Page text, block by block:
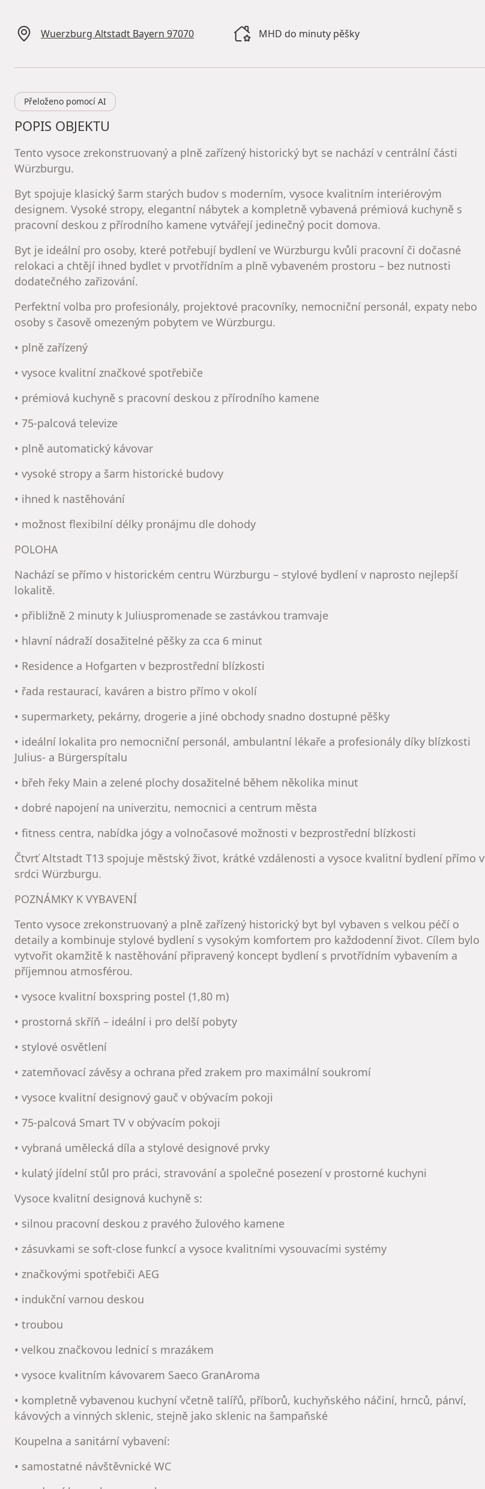
Wuerzburg Altstadt Bayern 97070 MHD do minuty pěšky
Přeloženo pomocí AI
POPIS OBJEKTU
Tento vysoce zrekonstruovaný a plně zařízený historický byt se nachází v centrální části
Würzburgu.
Byt spojuje klasický šarm starých budov s moderním, vysoce kvalitním interiérovým
designem. Vysoké stropy, elegantní nábytek a kompletně vybavená prémiová kuchyně s
pracovní deskou z přírodního kamene vytvářejí jedinečný pocit domova.
Byt je ideální pro osoby, které potřebují bydlení ve Würzburgu kvůli pracovní či dočasné
relokaci a chtějí ihned bydlet v prvotřídním a plně vybaveném prostoru – bez nutnosti
dodatečného zařizování.
Perfektní volba pro profesionály, projektové pracovníky, nemocniční personál, expaty nebo
osoby s časově omezeným pobytem ve Würzburgu.
• plně zařízený
• vysoce kvalitní značkové spotřebiče
• prémiová kuchyně s pracovní deskou z přírodního kamene
• 75-palcová televize
• plně automatický kávovar
• vysoké stropy a šarm historické budovy
• ihned k nastěhování
• možnost flexibilní délky pronájmu dle dohody
POLOHA
Nachází se přímo v historickém centru Würzburgu – stylové bydlení v naprosto nejlepší
lokalitě.
• přibližně 2 minuty k Juliuspromenade se zastávkou tramvaje
• hlavní nádraží dosažitelné pěšky za cca 6 minut
• Residence a Hofgarten v bezprostřední blízkosti
• řada restaurací, kaváren a bistro přímo v okolí
• supermarkety, pekárny, drogerie a jiné obchody snadno dostupné pěšky
• ideální lokalita pro nemocniční personál, ambulantní lékaře a profesionály díky blízkosti
Julius- a Bürgerspítalu
• břeh řeky Main a zelené plochy dosažitelné během několika minut
• dobré napojení na univerzitu, nemocnici a centrum města
• fitness centra, nabídka jógy a volnočasové možnosti v bezprostřední blízkosti
Čtvrť Altstadt T13 spojuje městský život, krátké vzdálenosti a vysoce kvalitní bydlení přímo v
srdci Würzburgu.
POZNÁMKY K VYBAVENÍ
Tento vysoce zrekonstruovaný a plně zařízený historický byt byl vybaven s velkou péčí o
detaily a kombinuje stylové bydlení s vysokým komfortem pro každodenní život. Cílem bylo
vytvořit okamžitě k nastěhování připravený koncept bydlení s prvotřídním vybavením a
příjemnou atmosférou.
• vysoce kvalitní boxspring postel (1,80 m)
• prostorná skříň – ideální i pro delší pobyty
• stylové osvětlení
• zatemňovací závěsy a ochrana před zrakem pro maximální soukromí
• vysoce kvalitní designový gauč v obývacím pokoji
• 75-palcová Smart TV v obývacím pokoji
• vybraná umělecká díla a stylové designové prvky
• kulatý jídelní stůl pro práci, stravování a společné posezení v prostorné kuchyni
Vysoce kvalitní designová kuchyně s:
• silnou pracovní deskou z pravého žulového kamene
• zásuvkami se soft-close funkcí a vysoce kvalitními vysouvacími systémy
• značkovými spotřebiči AEG
• indukční varnou deskou
• troubou
• velkou značkovou lednicí s mrazákem
• vysoce kvalitním kávovarem Saeco GranAroma
• kompletně vybavenou kuchyní včetně talířů, příborů, kuchyňského náčiní, hrnců, pánví,
kávových a vinných sklenic, stejně jako sklenic na šampaňské
Koupelna a sanitární vybavení:
• samostatné návštěvnické WC